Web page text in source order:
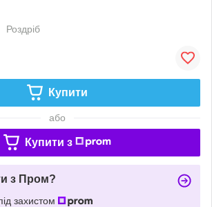
Роздріб
Купити
або
Купити з
з Пром?
захистом